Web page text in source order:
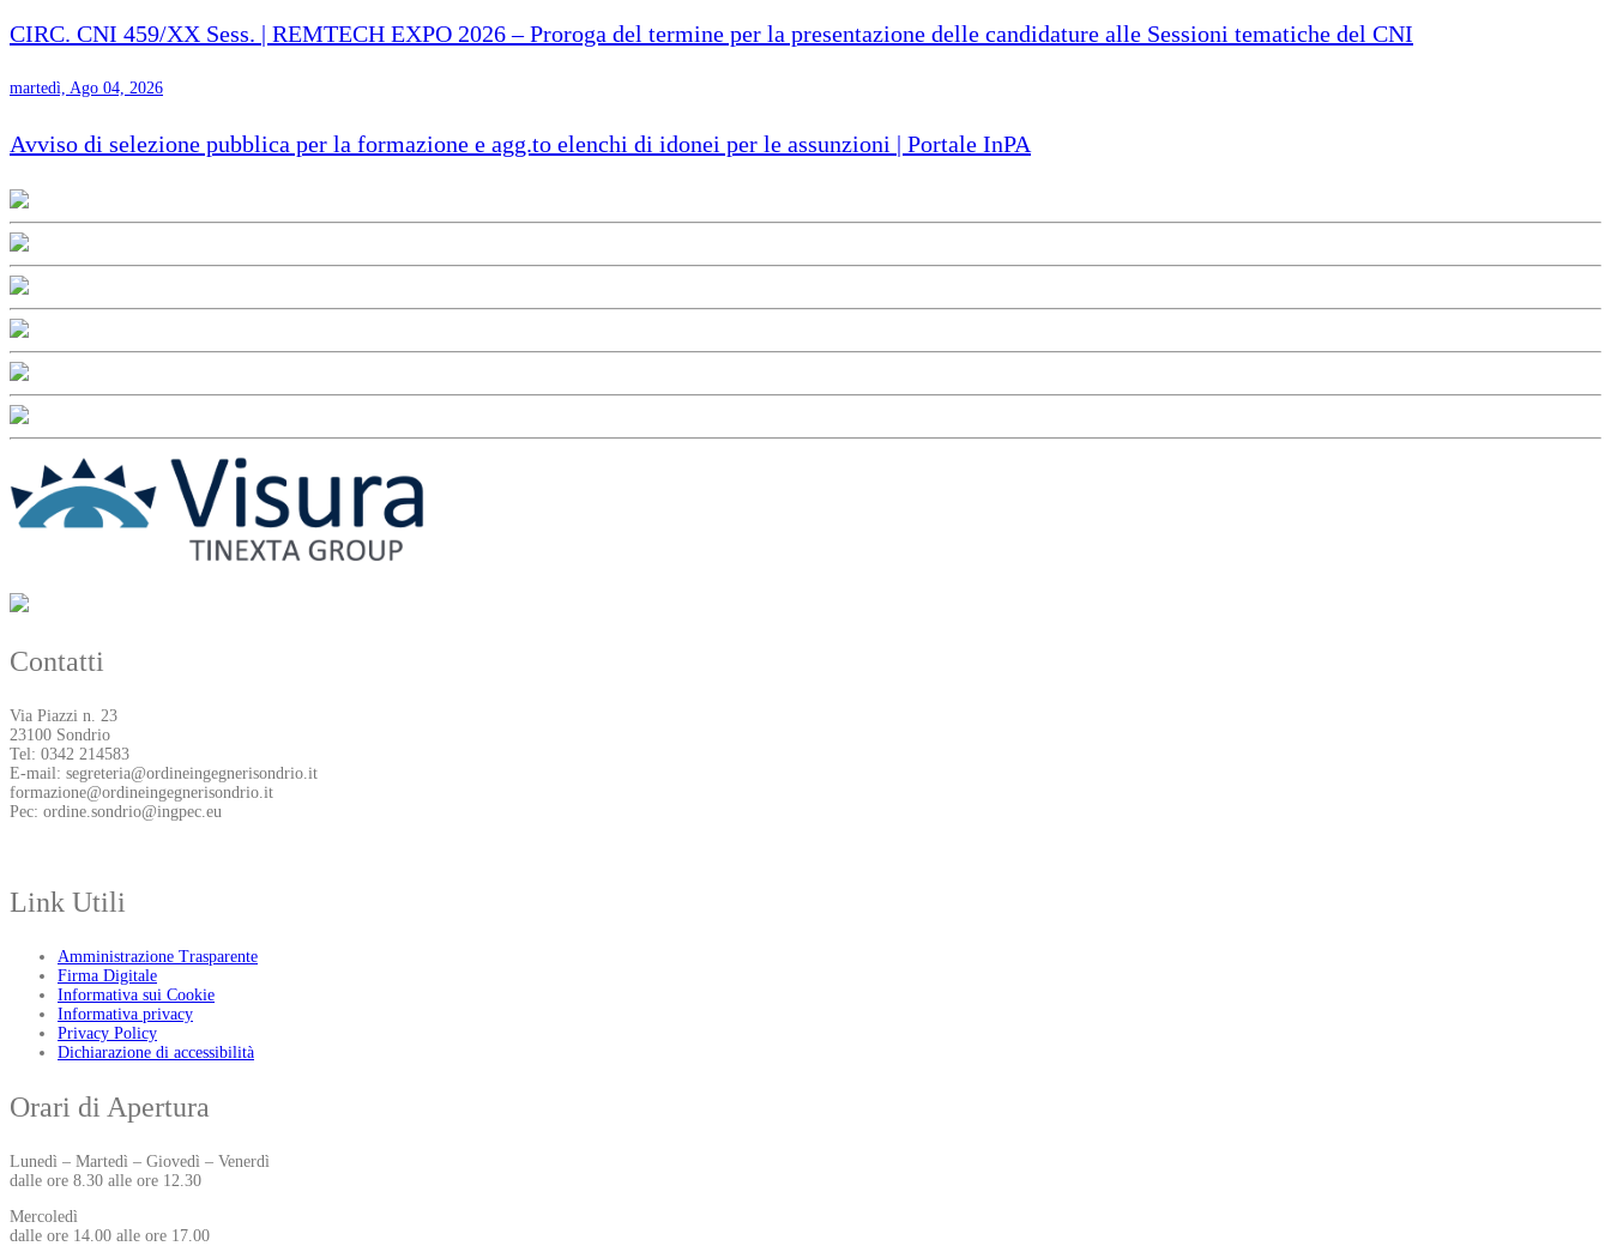
CIRC. CNI 459/XX Sess. | REMTECH EXPO 2026 – Proroga del termine per la presentazione delle candidature alle Sessioni tematiche del CNI
martedì, Ago 04, 2026
Avviso di selezione pubblica per la formazione e agg.to elenchi di idonei per le assunzioni | Portale InPA
Contatti
Via Piazzi n. 23
23100 Sondrio
Tel: 0342 214583
E-mail: segreteria@ordineingegnerisondrio.it
formazione@ordineingegnerisondrio.it
Pec: ordine.sondrio@ingpec.eu
Link Utili
Amministrazione Trasparente
Firma Digitale
Informativa sui Cookie
Informativa privacy
Privacy Policy
Dichiarazione di accessibilità
Orari di Apertura
Lunedì – Martedì – Giovedì – Venerdì
dalle ore 8.30 alle ore 12.30
Mercoledì
dalle ore 14.00 alle ore 17.00